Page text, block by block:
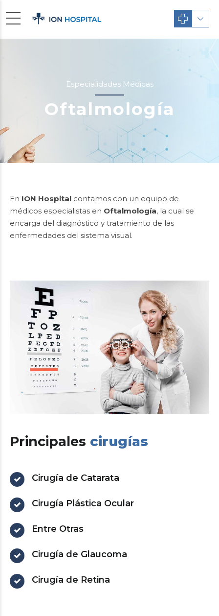
Especialidades Médicas
Oftalmología
En ION Hospital contamos con un equipo de
médicos especialistas en Oftalmología, la cual se
encarga del diagnóstico y tratamiento de las
enfermedades del sistema visual.
Principales cirugías
Cirugía de Catarata
Cirugía Plástica Ocular
Entre Otras
Cirugía de Glaucoma
Cirugía de Retina